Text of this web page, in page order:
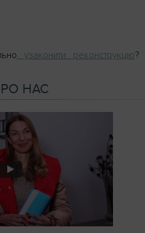
узаконити реконструкцію?
НАС